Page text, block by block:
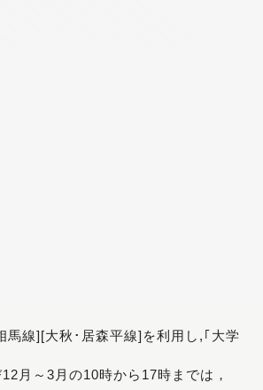
線][大秋･居森平線]を利用し,｢大学
月～3月の10時から17時までは，